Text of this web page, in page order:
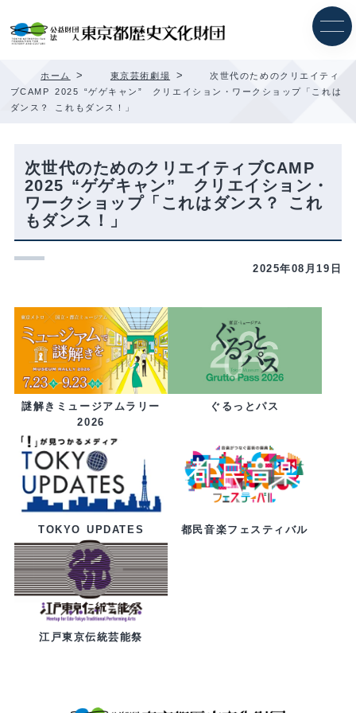
ホーム > 東京芸術劇場 >
次世代のためのクリエイティ
ブCAMP 2025 “ゲゲキャン” クリエイション・ワークショップ「これは
ダンス？ これもダンス！」
次世代のためのクリエイティブCAMP
2025 “ゲゲキャン” クリエイション・
ワークショップ「これはダンス？ これ
もダンス！」
2025年08月19日
謎解きミュージアムラリー
2026
ぐるっとパス
TOKYO UPDATES 都民音楽フェスティバル
江戸東京伝統芸能祭